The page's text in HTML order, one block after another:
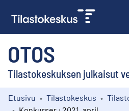
OTOS
Tilastokeskuksen julkaisut
Kokoelmat
Etusivu Tilastokeskus